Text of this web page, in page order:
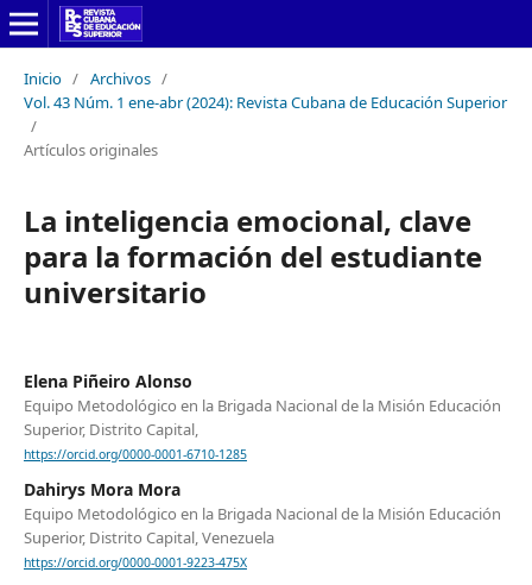
Inicio / Archivos /
Vol. 43 Núm. 1 ene-abr (2024): Revista Cubana de Educación Superior
/
Artículos originales
La inteligencia emocional, clave
para la formación del estudiante
universitario
Elena Piñeiro Alonso
Equipo Metodológico en la Brigada Nacional de la Misión Educación
Superior, Distrito Capital,
https://orcid.org/0000-0001-6710-1285
Dahirys Mora Mora
Equipo Metodológico en la Brigada Nacional de la Misión Educación
Superior, Distrito Capital, Venezuela
https://orcid.org/0000-0001-9223-475X